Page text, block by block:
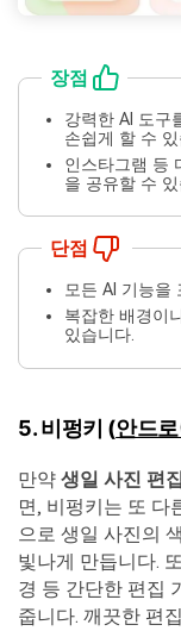
장점
강력한 AI 도구
손쉽게 할 수 있
인스타그램 등
을 공유할 수 있
단점
모든 AI 기능을
복잡한 배경이
있습니다.
5. 비펑키 (안드
만약 생일 사진 편
면, 비펑키는 또 다
으로 생일 사진의
빛나게 만듭니다.
경 등 간단한 편집
줍니다. 깨끗한 편